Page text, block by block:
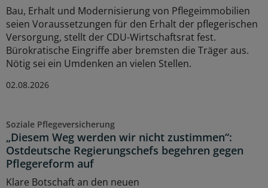
Bau, Erhalt und Modernisierung von Pflegeimmobilien
seien Voraussetzungen für den Erhalt der pflegerischen
Versorgung, stellt der CDU-Wirtschaftsrat fest.
Bürokratische Eingriffe aber bremsten die Träger aus.
Nötig sei ein Umdenken an vielen Stellen.
02.08.2026
Soziale Pflegeversicherung
„Diesem Weg werden wir nicht zustimmen“:
Ostdeutsche Regierungschefs begehren gegen
Pflegereform auf
Klare Botschaft an den neuen